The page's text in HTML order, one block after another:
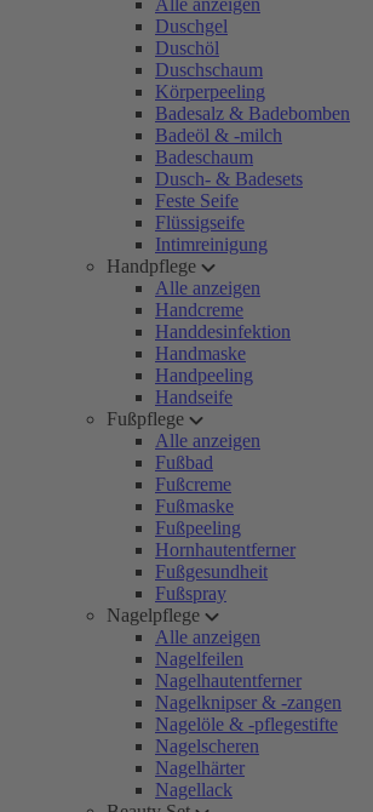
Alle anzeigen
Duschgel
Duschöl
Duschschaum
Körperpeeling
Badesalz & Badebomben
Badeöl & -milch
Badeschaum
Dusch- & Badesets
Feste Seife
Flüssigseife
Intimreinigung
Handpflege
Alle anzeigen
Handcreme
Handdesinfektion
Handmaske
Handpeeling
Handseife
Fußpflege
Alle anzeigen
Fußbad
Fußcreme
Fußmaske
Fußpeeling
Hornhautentferner
Fußgesundheit
Fußspray
Nagelpflege
Alle anzeigen
Nagelfeilen
Nagelhautentferner
Nagelknipser & -zangen
Nagelöle & -pflegestifte
Nagelscheren
Nagelhärter
Nagellack